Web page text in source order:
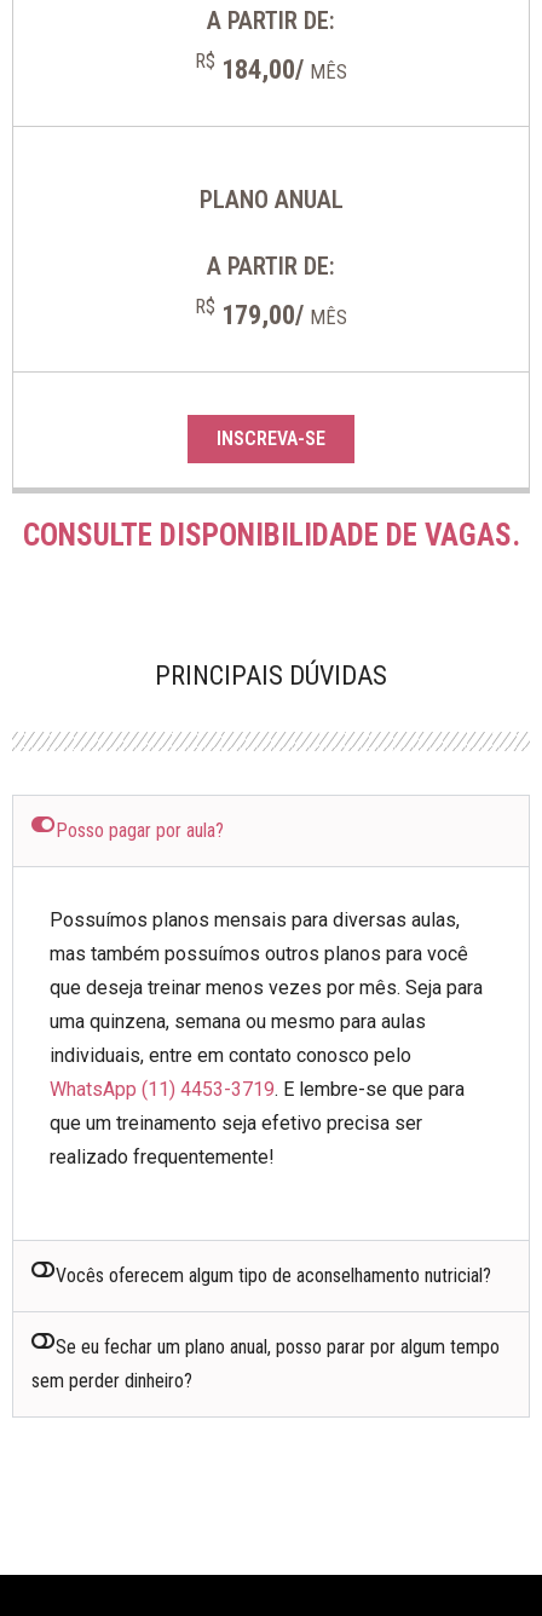
A PARTIR DE:
R$ 184,00/ MÊS
PLANO ANUAL
A PARTIR DE:
R$ 179,00/ MÊS
INSCREVA-SE
CONSULTE DISPONIBILIDADE DE VAGAS.
PRINCIPAIS DÚVIDAS
Posso pagar por aula?
Possuímos planos mensais para diversas aulas,
mas também possuímos outros planos para você
que deseja treinar menos vezes por mês. Seja para
uma quinzena, semana ou mesmo para aulas
individuais, entre em contato conosco pelo
WhatsApp (11) 4453-3719. E lembre-se que para
que um treinamento seja efetivo precisa ser
realizado frequentemente!
Vocês oferecem algum tipo de aconselhamento nutricial?
Se eu fechar um plano anual, posso parar por algum tempo
sem perder dinheiro?